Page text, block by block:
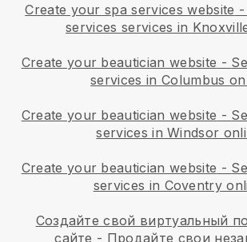
Create your spa services website -
services services in
Create your beautician website -
services in Columbus
Create your beautician website -
services in Windsor
Create your beautician website -
services in Coventry
Создайте свой виртуальный
сайте - Продайте свои